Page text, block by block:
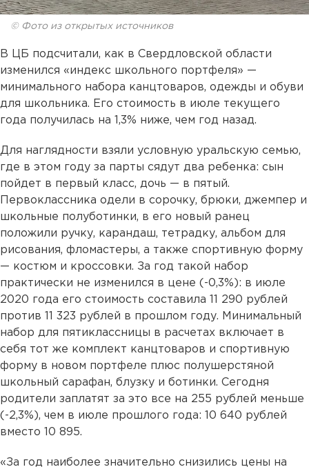
© Фото из открытых источников
В ЦБ подсчитали, как в Свердловской области
изменился «индекс школьного портфеля» —
минимального набора канцтоваров, одежды и обуви
для школьника. Его стоимость в июле текущего
года получилась на 1,3% ниже, чем год назад.
Для наглядности взяли условную уральскую семью,
где в этом году за парты сядут два ребенка: сын
пойдет в первый класс, дочь — в пятый.
Первоклассника одели в сорочку, брюки, джемпер и
школьные полуботинки, в его новый ранец
положили ручку, карандаш, тетрадку, альбом для
рисования, фломастеры, а также спортивную форму
— костюм и кроссовки. За год такой набор
практически не изменился в цене (-0,3%): в июле
2020 года его стоимость составила 11 290 рублей
против 11 323 рублей в прошлом году. Минимальный
набор для пятиклассницы в расчетах включает в
себя тот же комплект канцтоваров и спортивную
форму в новом портфеле плюс полушерстяной
школьный сарафан, блузку и ботинки. Сегодня
родители заплатят за это все на 255 рублей меньше
(-2,3%), чем в июле прошлого года: 10 640 рублей
вместо 10 895.
«За год наиболее значительно снизились цены на